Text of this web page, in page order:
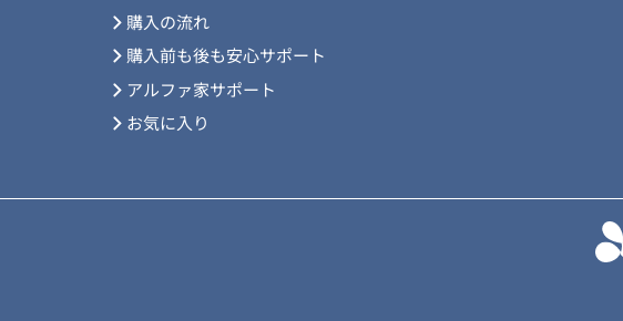
購入の流れ
購入前も後も安心サポート
アルファ家サポート
お気に入り